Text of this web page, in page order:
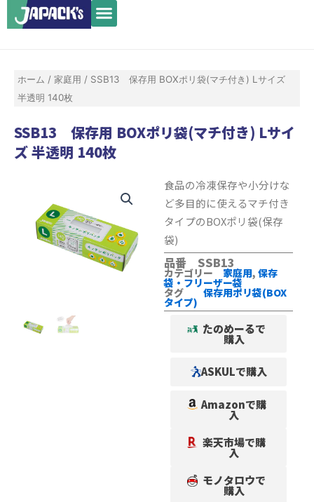
容
メ
ニ
ホーム / 家庭用 / SSB13 保存用 BOXポリ袋(マチ付き) Lサイズ
半透明 140枚
SSB13 保存用 BOXポリ袋(マチ付き) Lサイ
ズ 半透明 140枚
食品の冷凍保存や小分けな
ど多目的に使えるマチ付き
タイプのBOXポリ袋(保存
袋)
品番 SSB13
カテゴリー 家庭用, 保存
袋・フリーザー袋
タグ 保存用ポリ袋(BOX
タイプ)
たのめーるで
購入
ASKULで購入
Amazonで購
入
楽天市場で購
入
モノタロウで
購入